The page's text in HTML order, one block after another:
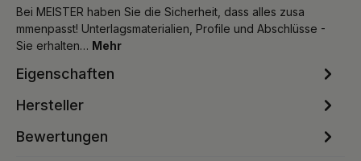
Bei MEISTER haben Sie die Sicherheit, dass alles zusa
mmenpasst! Unterlagsmaterialien, Profile und Abschlüsse -
Sie erhalten… Mehr
Eigenschaften
Hersteller
Bewertungen